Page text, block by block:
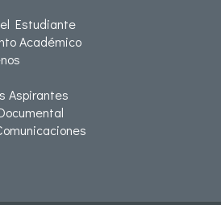
Estudiante
Académico
Aspirantes